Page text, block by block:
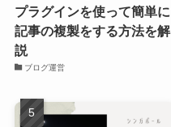
プラグインを使って簡単に
記事の複製をする方法を解
説
ブログ運営